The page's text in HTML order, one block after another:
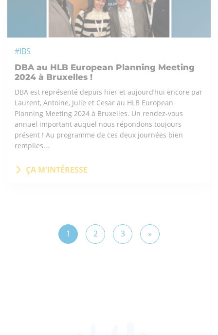
#IBS
DBA au HLB European Planning Meeting
2024 à Bruxelles !
DBA est représenté depuis hier et aujourd’hui encore par
Laurent, Antoine, Julie et Cesar au HLB European
Planning Meeting 2024 à Bruxelles. Un rendez-vous
annuel important auquel nous répondons toujours
présent ! Au programme de ces deux journées bien
remplies...
ÇA M'INTÉRESSE
1 2 3 »